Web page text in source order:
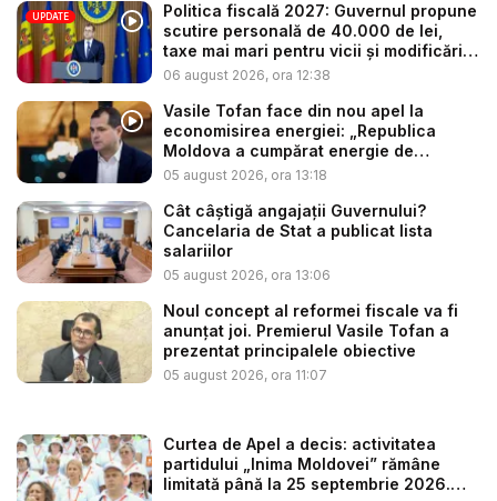
UPDATE
Politica fiscală 2027: Guvernul propune
scutire personală de 40.000 de lei,
taxe mai mari pentru vicii și modificări
l...
06 august 2026, ora 12:38
Vasile Tofan face din nou apel la
economisirea energiei: „Republica
Moldova a cumpărat energie de
avarie...
05 august 2026, ora 13:18
Cât câștigă angajații Guvernului?
Cancelaria de Stat a publicat lista
salariilor
05 august 2026, ora 13:06
Noul concept al reformei fiscale va fi
anunțat joi. Premierul Vasile Tofan a
prezentat principalele obiective
05 august 2026, ora 11:07
Curtea de Apel a decis: activitatea
partidului „Inima Moldovei” rămâne
limitată până la 25 septembrie 2026.